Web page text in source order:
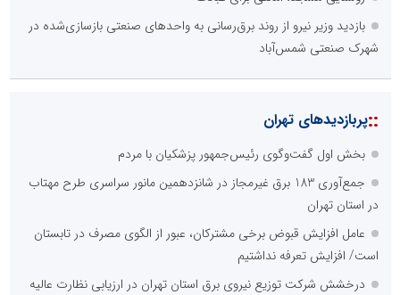
بازدید وزیر نیرو از روند برق‌رسانی به واحدهای صنعتی بازسازی‌شده در
شهرک صنعتی شمس‌آباد
::پربازدیدهای تهران
بخش اول گفت‌وگوی رئیس‌جمهور پزشکیان با مردم
جمع‌آوری 183 برق غیرمجاز در شانزدهمین مانور سراسری طرح مهتاب
در استان تهران
عامل افزایش قبوض برخی مشترکان، عبور از الگوی مصرف در تابستان
است/ افزایش تعرفه نداشتیم
درخشش شرکت توزیع نیروی برق استان تهران در ارزیابی نظارت عالیه